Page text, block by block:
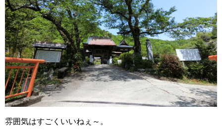
雰囲気はすごくいいねぇ～。